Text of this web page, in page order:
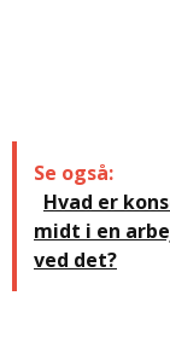
Se også:
Hvad er
midt i en
ved det?